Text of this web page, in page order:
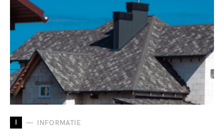
I INFORMATIE